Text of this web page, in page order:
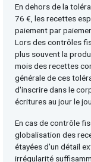
En dehors de la
76 €, les recettes
paiement par
Lors des contrôles
plus souvent la
mois des recettes
générale de ces
d'inscrire dans le
écritures au jour le
En cas de contrôle
globalisation des
étayées d'un détail
irrégularité